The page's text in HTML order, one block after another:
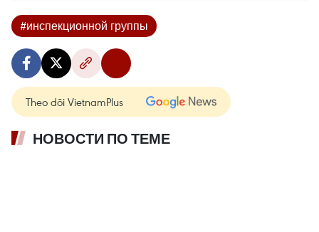
#инспекционной группы
Theo dõi VietnamPlus
НОВОСТИ ПО ТЕМЕ